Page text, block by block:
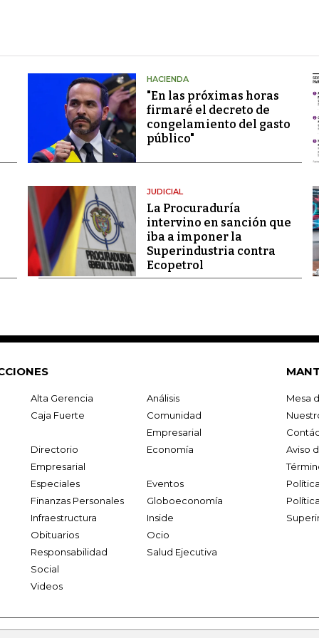
HACIENDA
"En las próximas horas
firmaré el decreto de
congelamiento del gasto
público"
JUDICIAL
La Procuraduría
intervino en sanción que
iba a imponer la
Superindustria contra
Ecopetrol
Alta Gerencia
Análisis
Caja Fuerte
Comunidad
Empresarial
Directorio
Empresarial
Economía
Especiales
Eventos
Finanzas Personales
Globoeconomía
Infraestructura
Inside
Obituarios
Ocio
Responsabilidad
Social
Salud Ejecutiva
Videos
Mesa
Aviso